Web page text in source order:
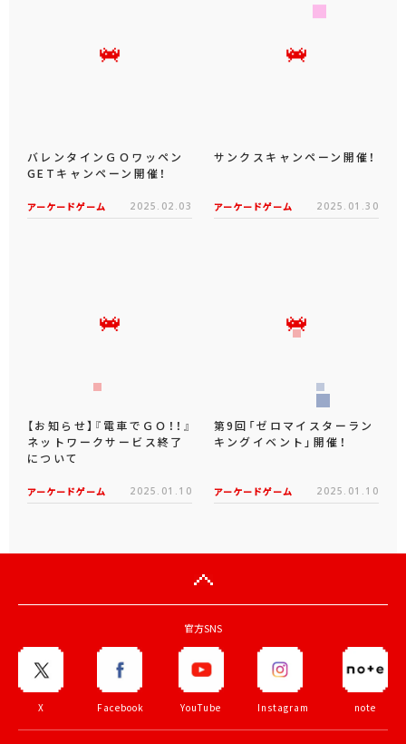
バレンタインＧＯワッペン
GETキャンペーン開催！
アーケードゲーム 2025.02.03
サンクスキャンペーン開催！
アーケードゲーム 2025.01.30
【お知らせ】『電車でＧＯ！！』
ネットワークサービス終了
について
アーケードゲーム 2025.01.10
第9回「ゼロマイスターラン
キングイベント」開催！
アーケードゲーム 2025.01.10
官方SNS
X Facebook YouTube Instagram note